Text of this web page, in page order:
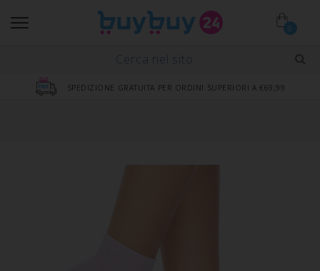
0
SPEDIZIONE GRATUITA PER ORDINI SUPERIORI A €69,99